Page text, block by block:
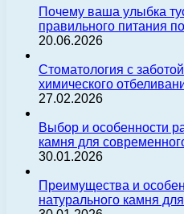
Почему ваша улыбка
правильного питания
20.06.2026
Стоматология с
химического
27.02.2026
Выбор и особенности
камня для
30.01.2026
Преимущества и
натурального камня